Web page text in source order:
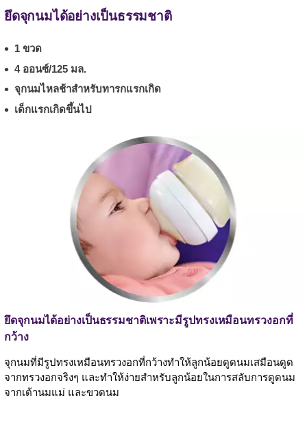
ยึดจุกนมได้อย่างเป็นธรรมชาติ
1 ขวด
4 ออนซ์/125 มล.
จุกนมไหลช้าสำหรับทารกแรกเกิด
เด็กแรกเกิดขึ้นไป
ยึดจุกนมได้อย่างเป็นธรรมชาติเพราะมีรูปทรงเหมือนทรวงอกที่
กว้าง
จุกนมที่มีรูปทรงเหมือนทรวงอกที่กว้างทำให้ลูกน้อยดูดนมเสมือนดูด
จากทรวงอกจริงๆ และทำให้ง่ายสำหรับลูกน้อยในการสลับการดูดนม
จากเต้านมแม่ และขวดนม